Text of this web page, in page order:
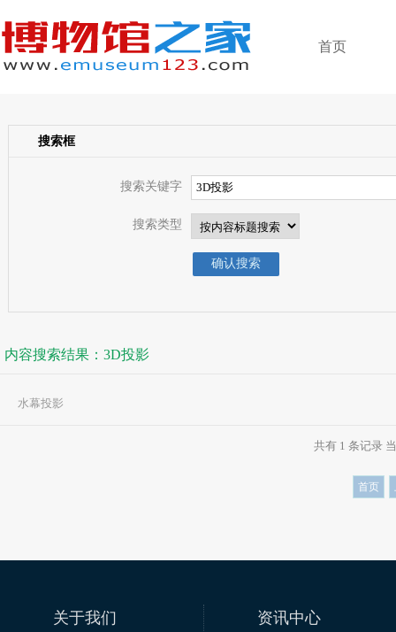
首页
搜索框
搜索关键字
搜索类型
内容搜索结果：3D投影
水幕投影
共有 1 条记录
首页
关于我们 资讯中心